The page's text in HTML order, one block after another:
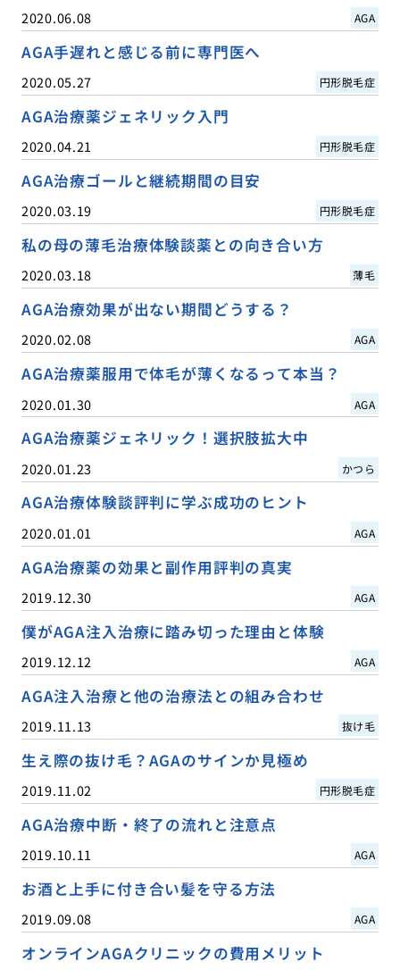
2020.06.08 AGA
AGA手遅れと感じる前に専門医へ
2020.05.27 円形脱毛症
AGA治療薬ジェネリック入門
2020.04.21 円形脱毛症
AGA治療ゴールと継続期間の目安
2020.03.19 円形脱毛症
私の母の薄毛治療体験談薬との向き合い方
2020.03.18 薄毛
AGA治療効果が出ない期間どうする？
2020.02.08 AGA
AGA治療薬服用で体毛が薄くなるって本当？
2020.01.30 AGA
AGA治療薬ジェネリック！選択肢拡大中
2020.01.23 かつら
AGA治療体験談評判に学ぶ成功のヒント
2020.01.01 AGA
AGA治療薬の効果と副作用評判の真実
2019.12.30 AGA
僕がAGA注入治療に踏み切った理由と体験
2019.12.12 AGA
AGA注入治療と他の治療法との組み合わせ
2019.11.13 抜け毛
生え際の抜け毛？AGAのサインか見極め
2019.11.02 円形脱毛症
AGA治療中断・終了の流れと注意点
2019.10.11 AGA
お酒と上手に付き合い髪を守る方法
2019.09.08 AGA
オンラインAGAクリニックの費用メリット